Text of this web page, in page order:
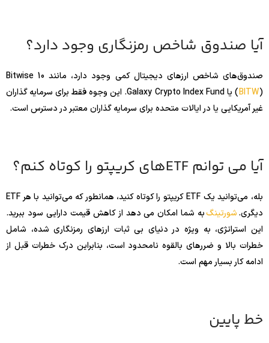
آیا صندوق شاخص رمزنگاری وجود دارد؟
صندوق‌های شاخص ارزهای دیجیتال کمی وجود دارد، مانند Bitwise 10
(BITW
) یا Galaxy Crypto Index Fund. این وجوه فقط برای سرمایه گذاران
غیر آمریکایی یا در ایالات متحده برای سرمایه گذاران معتبر در دسترس است.
آیا می توانم ETFهای کریپتو را کوتاه کنم؟
بله، می‌توانید یک ETF کریپتو را کوتاه کنید، همانطور که می‌توانید با هر ETF
دیگری.شورتینگبه شما امکان می دهد از کاهش قیمت دارایی سود ببرید.
این استراتژی، به ویژه در دنیای بی ثبات ارزهای رمزنگاری شده، شامل
خطرات بالا و ضررهای بالقوه نامحدود است، بنابراین درک خطرات قبل از
ادامه کار بسیار مهم است.
خط پایین